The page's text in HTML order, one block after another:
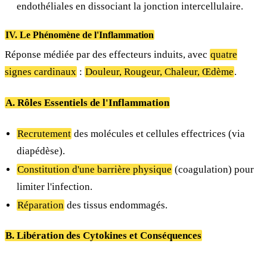
endothéliales en dissociant la jonction intercellulaire.
IV. Le Phénomène de l'Inflammation
Réponse médiée par des effecteurs induits, avec quatre
signes cardinaux : Douleur, Rougeur, Chaleur, Œdème.
A. Rôles Essentiels de l'Inflammation
Recrutement des molécules et cellules effectrices (via
diapédèse).
Constitution d'une barrière physique (coagulation) pour
limiter l'infection.
Réparation des tissus endommagés.
B. Libération des Cytokines et Conséquences